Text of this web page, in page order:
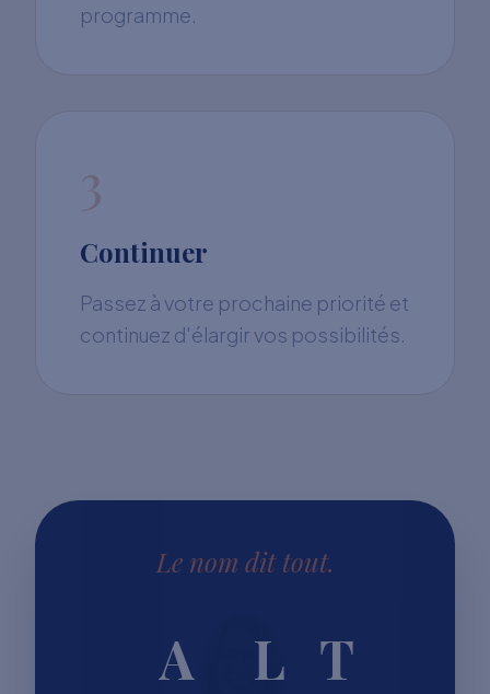
programme.
3
Continuer
Passez à votre prochaine priorité et
continuez d'élargir vos possibilités.
Le nom dit tout.
A L T